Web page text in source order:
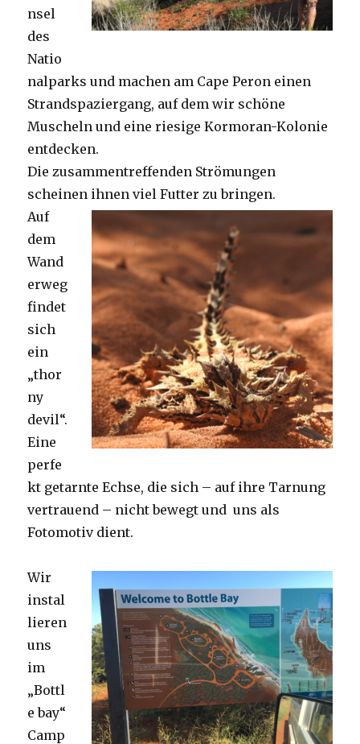
nsel
des
Natio
nalparks und machen am Cape Peron einen
Strandspaziergang, auf dem wir schöne
Muscheln und eine riesige Kormoran-Kolonie
entdecken.
Die zusammentreffenden Strömungen
scheinen ihnen viel Futter zu bringen.
Auf
dem
Wand
erweg
findet
sich
ein
„thor
ny
devil“.
Eine
perfe
kt getarnte Echse, die sich – auf ihre Tarnung
vertrauend – nicht bewegt und uns als
Fotomotiv dient.
Wir
instal
lieren
uns
im
„Bottl
e bay“
Camp